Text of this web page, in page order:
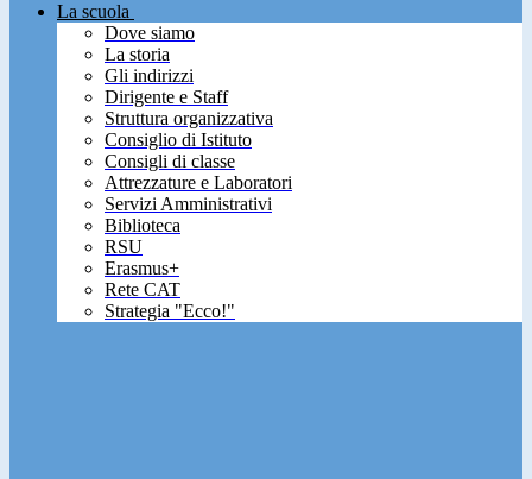
La scuola
Dove siamo
La storia
Gli indirizzi
Dirigente e Staff
Struttura organizzativa
Consiglio di Istituto
Consigli di classe
Attrezzature e Laboratori
Servizi Amministrativi
Biblioteca
RSU
Erasmus+
Rete CAT
Strategia "Ecco!"